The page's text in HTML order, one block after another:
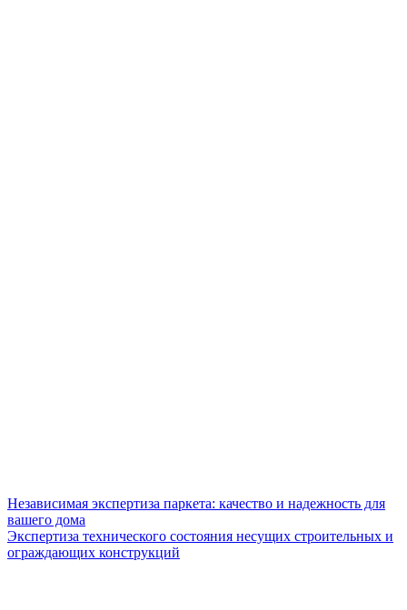
Независимая экспертиза паркета: качество и надежность для
вашего дома
Экспертиза технического состояния несущих строительных и
ограждающих конструкций